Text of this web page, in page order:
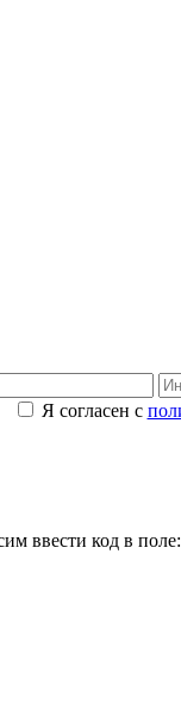
Я согласен с
ввести код в поле: